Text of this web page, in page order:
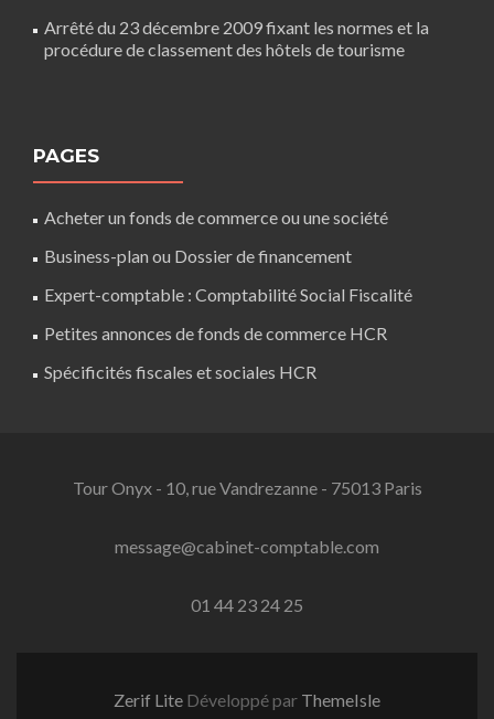
Arrêté du 23 décembre 2009 fixant les normes et la
procédure de classement des hôtels de tourisme
PAGES
Acheter un fonds de commerce ou une société
Business-plan ou Dossier de financement
Expert-comptable : Comptabilité Social Fiscalité
Petites annonces de fonds de commerce HCR
Spécificités fiscales et sociales HCR
Tour Onyx - 10, rue Vandrezanne - 75013 Paris
message@cabinet-comptable.com
01 44 23 24 25
Zerif Lite Développé par ThemeIsle